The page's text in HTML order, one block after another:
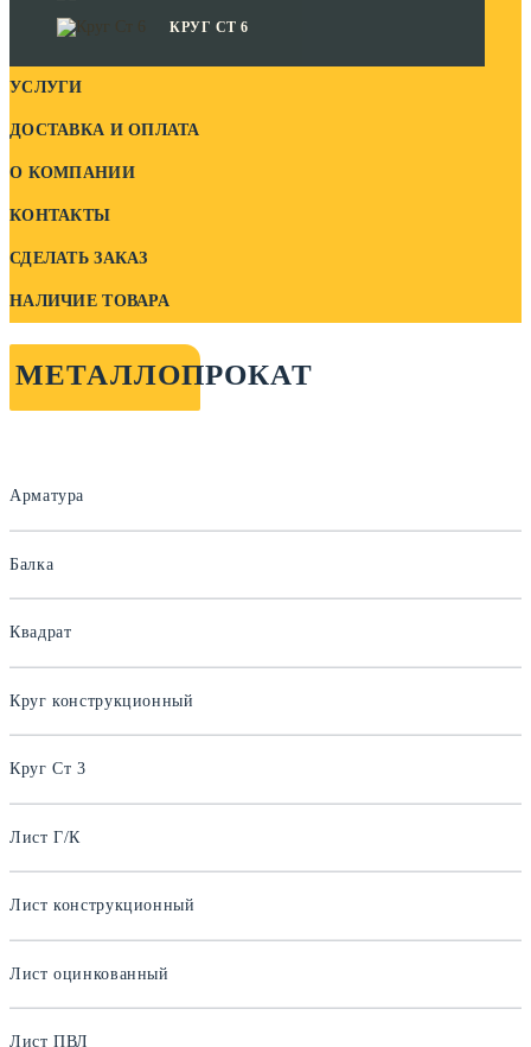
КРУГ СТ 6
УСЛУГИ
ДОСТАВКА И ОПЛАТА
О КОМПАНИИ
КОНТАКТЫ
СДЕЛАТЬ ЗАКАЗ
НАЛИЧИЕ ТОВАРА
МЕТАЛЛОПРОКАТ
Арматура
Балка
Квадрат
Круг конструкционный
Круг Ст 3
Лист Г/К
Лист конструкционный
Лист оцинкованный
Лист ПВЛ